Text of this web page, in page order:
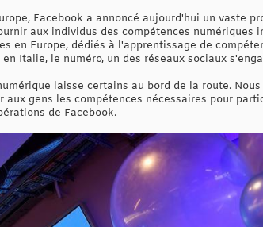
Facebook a annoncé aujourd'hui un vaste
aux individus des compétences numériques
en Europe, dédiés à l'apprentissage de
Italie, le numéro, un des réseaux sociaux
laisse certains au bord de la route.
gens les compétences nécessaires pour
de Facebook.